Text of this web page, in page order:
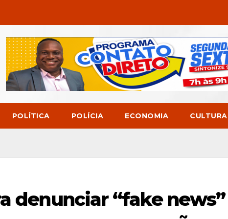
POLÍTICA POLÍCIA ECONOMIA CULTURA
denunciar “fake news”